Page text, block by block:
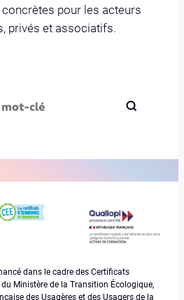
pour les acteurs
privés et associatifs.
dans le cadre des Certificats
du Ministère de la Transition Écologique,
des Usagères et des Usagers de la